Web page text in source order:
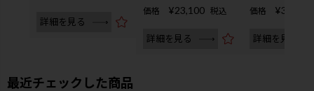
詳細を見る
価格 ¥23,100 税込
詳細を見る
価格 ¥30,800
詳細を見る
最近チェックした商品